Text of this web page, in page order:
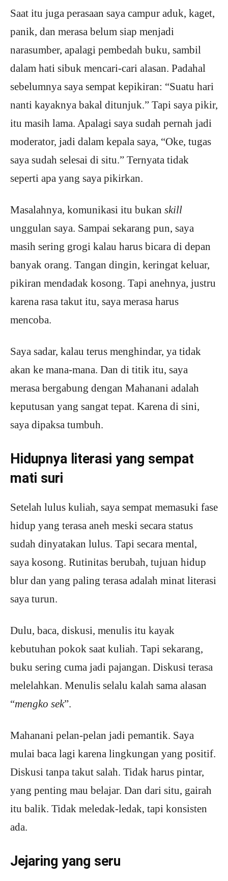
Saat itu juga perasaan saya campur aduk, kaget,
panik, dan merasa belum siap menjadi
narasumber, apalagi pembedah buku, sambil
dalam hati sibuk mencari-cari alasan. Padahal
sebelumnya saya sempat kepikiran: “Suatu hari
nanti kayaknya bakal ditunjuk.” Tapi saya pikir,
itu masih lama. Apalagi saya sudah pernah jadi
moderator, jadi dalam kepala saya, “Oke, tugas
saya sudah selesai di situ.” Ternyata tidak
seperti apa yang saya pikirkan.
Masalahnya, komunikasi itu bukan skill
unggulan saya. Sampai sekarang pun, saya
masih sering grogi kalau harus bicara di depan
banyak orang. Tangan dingin, keringat keluar,
pikiran mendadak kosong. Tapi anehnya, justru
karena rasa takut itu, saya merasa harus
mencoba.
Saya sadar, kalau terus menghindar, ya tidak
akan ke mana-mana. Dan di titik itu, saya
merasa bergabung dengan Mahanani adalah
keputusan yang sangat tepat. Karena di sini,
saya dipaksa tumbuh.
Hidupnya literasi yang sempat
mati suri
Setelah lulus kuliah, saya sempat memasuki fase
hidup yang terasa aneh meski secara status
sudah dinyatakan lulus. Tapi secara mental,
saya kosong. Rutinitas berubah, tujuan hidup
blur dan yang paling terasa adalah minat literasi
saya turun.
Dulu, baca, diskusi, menulis itu kayak
kebutuhan pokok saat kuliah. Tapi sekarang,
buku sering cuma jadi pajangan. Diskusi terasa
melelahkan. Menulis selalu kalah sama alasan
“mengko sek”.
Mahanani pelan-pelan jadi pemantik. Saya
mulai baca lagi karena lingkungan yang positif.
Diskusi tanpa takut salah. Tidak harus pintar,
yang penting mau belajar. Dan dari situ, gairah
itu balik. Tidak meledak-ledak, tapi konsisten
ada.
Jejaring yang seru